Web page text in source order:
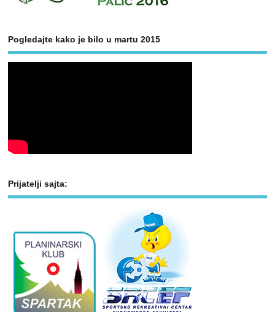
Pogledajte kako je bilo u martu 2015
Prijatelji sajta: